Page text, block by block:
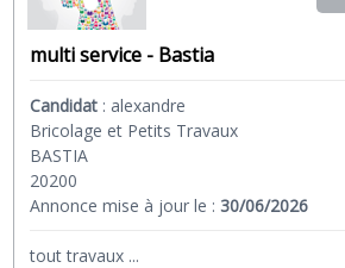
multi service - Bastia
Candidat : alexandre
Bricolage et Petits Travaux
BASTIA
20200
Annonce mise à jour le :30/06/2026
tout travaux ...